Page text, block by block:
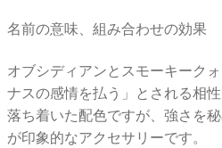
名前の意味、組み合わせの効果
オブシディアンとスモーキーク
ナスの感情を払う」とされる相
落ち着いた配色ですが、強さを
が印象的なアクセサリーです。